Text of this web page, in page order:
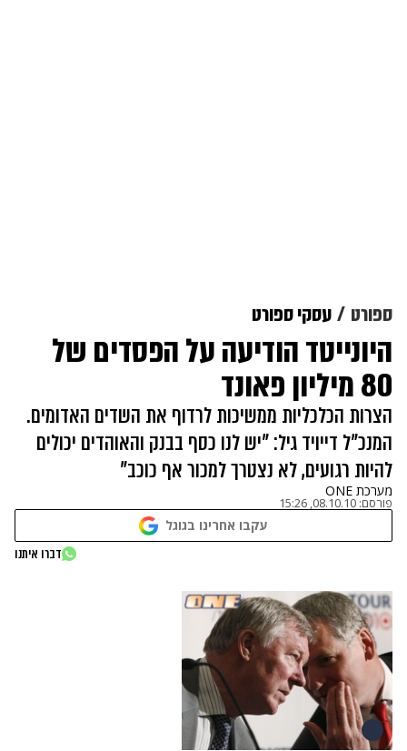
ספורט עסקי ספורט
היונייטד הודיעה על הפסדים של
80 מיליון פאונד
הצרות הכלכליות ממשיכות לרדוף את השדים האדומים.
המנכ"ל דייויד גיל: "יש לנו כסף בבנק והאוהדים יכולים
להיות רגועים, לא נצטרך למכור אף כוכב"
מערכת ONE
פורסם: 08.10.10, 15:26
עקבו אחרינו בגוגל
דברו איתנו